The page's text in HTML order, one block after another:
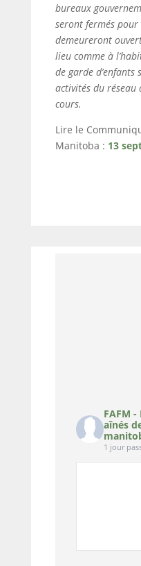
bureaux
seront fermés pour
demeureront
lieu comme à
de garde d’enfants
activités du
cours.
Lire le
Manitoba : 13
FAFM
aînés
1 jour